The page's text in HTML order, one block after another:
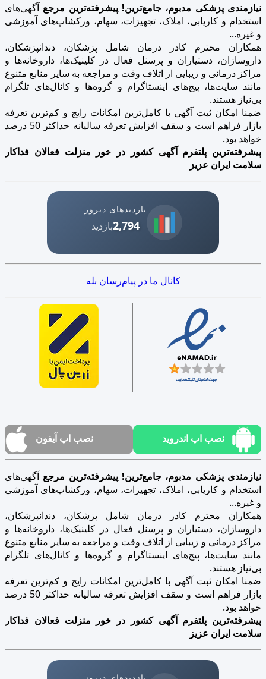
نیازمندی پزشکی مدبوم، جامع‌ترین! پیشرفته‌ترین مرجع آگهی‌های
استخدام و کاریابی، املاک، تجهیزات، سهام، ورکشاپ‌های آموزشی
و غیره...
همکاران محترم کادر درمان شامل پزشکان، دندانپزشکان،
داروسازان، دستیاران و پرسنل فعال در کلینیک‌ها، داروخانه‌ها و
مراکز درمانی و زیبایی از اتلاف وقت و مراجعه به سایر منابع متنوع
مانند سایت‌ها، پیج‌های اینستاگرام و گروه‌ها و کانال‌های تلگرام
بی‌نیاز هستند.
ضمنا امکان ثبت آگهی با کامل‌ترین امکانات رایج و کم‌ترین تعرفه
بازار فراهم است و سقف افزایش تعرفه سالیانه حداکثر 50 درصد
خواهد بود.
پیشرفته‌ترین پلتفرم آگهی کشور در خور منزلت فعالان فداکار
سلامت ایران عزیز
بازدیدهای دیروز
2,794بازدید
کانال ما در پیام‌رسان بله
نصب اپ اندروید نصب اپ آیفون
نیازمندی پزشکی مدبوم، جامع‌ترین! پیشرفته‌ترین مرجع آگهی‌های
استخدام و کاریابی، املاک، تجهیزات، سهام، ورکشاپ‌های آموزشی
و غیره...
همکاران محترم کادر درمان شامل پزشکان، دندانپزشکان،
داروسازان، دستیاران و پرسنل فعال در کلینیک‌ها، داروخانه‌ها و
مراکز درمانی و زیبایی از اتلاف وقت و مراجعه به سایر منابع متنوع
مانند سایت‌ها، پیج‌های اینستاگرام و گروه‌ها و کانال‌های تلگرام
بی‌نیاز هستند.
ضمنا امکان ثبت آگهی با کامل‌ترین امکانات رایج و کم‌ترین تعرفه
بازار فراهم است و سقف افزایش تعرفه سالیانه حداکثر 50 درصد
خواهد بود.
پیشرفته‌ترین پلتفرم آگهی کشور در خور منزلت فعالان فداکار
سلامت ایران عزیز